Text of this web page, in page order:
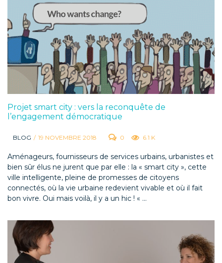
Projet smart city : vers la reconquête de
l’engagement démocratique
BLOG / 19 NOVEMBRE 2018 0 6.1 K
Aménageurs, fournisseurs de services urbains, urbanistes et
bien sûr élus ne jurent que par elle : la « smart city », cette
ville intelligente, pleine de promesses de citoyens
connectés, où la vie urbaine redevient vivable et où il fait
bon vivre. Oui mais voilà, il y a un hic ! « ...